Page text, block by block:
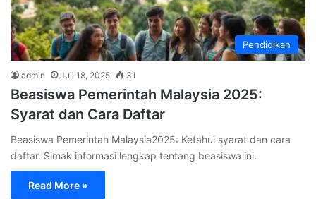
Pendidikan
admin Juli 18, 2025 31
Beasiswa Pemerintah Malaysia 2025:
Syarat dan Cara Daftar
Beasiswa Pemerintah Malaysia2025: Ketahui syarat dan cara
daftar. Simak informasi lengkap tentang beasiswa ini.
Read More »